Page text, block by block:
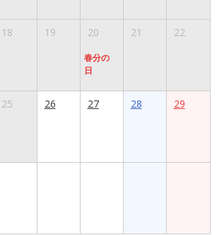
18 19 20
春分の
日
21 22
25 26 27 28 29